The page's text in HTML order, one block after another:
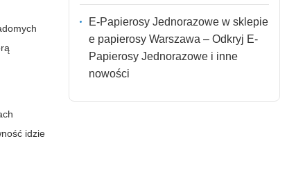
idzie
E-Papierosy Jednorazowe w sklepie
e papierosy Warszawa – Odkryj E-
Papierosy Jednorazowe i inne
nowości